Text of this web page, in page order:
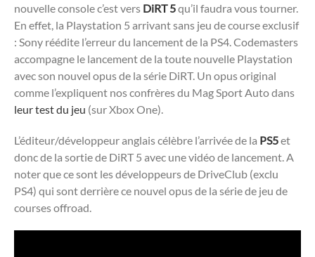
nouvelle console c’est vers DiRT 5qu’il faudra vous tourner.
En effet, la Playstation 5 arrivant sans jeu de course exclusif
: Sony réédite l’erreur du lancement de la PS4. Codemasters
accompagne le lancement de la toute nouvelle Playstation
avec son nouvel opus de la série DiRT. Un opus original
comme l’expliquent nos confrères du Mag Sport Auto dans
leur test du jeu (sur Xbox One).
L’éditeur/développeur anglais célèbre l’arrivée de la PS5et
donc de la sortie de DiRT 5 avec une vidéo de lancement. A
noter que ce sont les développeurs de DriveClub (exclu
PS4) qui sont derrière ce nouvel opus de la série de jeu de
courses offroad.